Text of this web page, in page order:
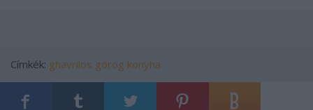
Címkék: ghavrilos görög konyha